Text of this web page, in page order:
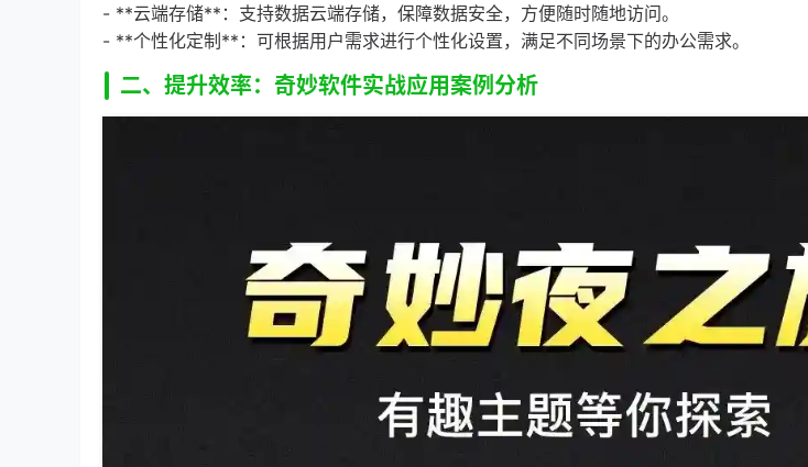
- **云端存储**：支持数据云端存储，保障数据安全，方便随时随地访问。
- **个性化定制**：可根据用户需求进行个性化设置，满足不同场景下的办公需求。
二、提升效率：奇妙软件实战应用案例分析